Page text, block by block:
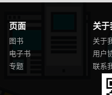
页面
图书
电子书
专题
关于
关于
用户
联系